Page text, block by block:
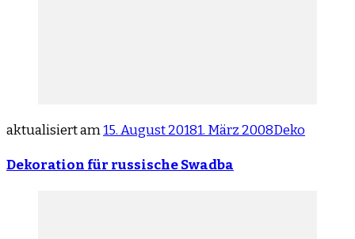
aktualisiert am15. August 20181. März 2008Deko
Dekoration für russische Swadba